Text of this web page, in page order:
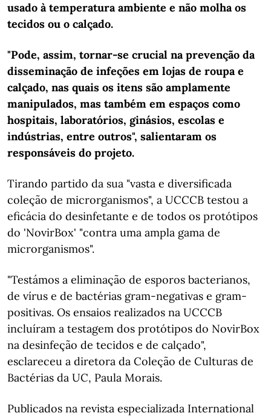
usado à temperatura ambiente e não molha os
tecidos ou o calçado.
"Pode, assim, tornar-se crucial na prevenção da
disseminação de infeções em lojas de roupa e
calçado, nas quais os itens são amplamente
manipulados, mas também em espaços como
hospitais, laboratórios, ginásios, escolas e
indústrias, entre outros", salientaram os
responsáveis do projeto.
Tirando partido da sua "vasta e diversificada
coleção de microrganismos", a UCCCB testou a
eficácia do desinfetante e de todos os protótipos
do 'NovirBox' "contra uma ampla gama de
microrganismos".
"Testámos a eliminação de esporos bacterianos,
de vírus e de bactérias gram-negativas e gram-
positivas. Os ensaios realizados na UCCCB
incluíram a testagem dos protótipos do NovirBox
na desinfeção de tecidos e de calçado",
esclareceu a diretora da Coleção de Culturas de
Bactérias da UC, Paula Morais.
Publicados na revista especializada International